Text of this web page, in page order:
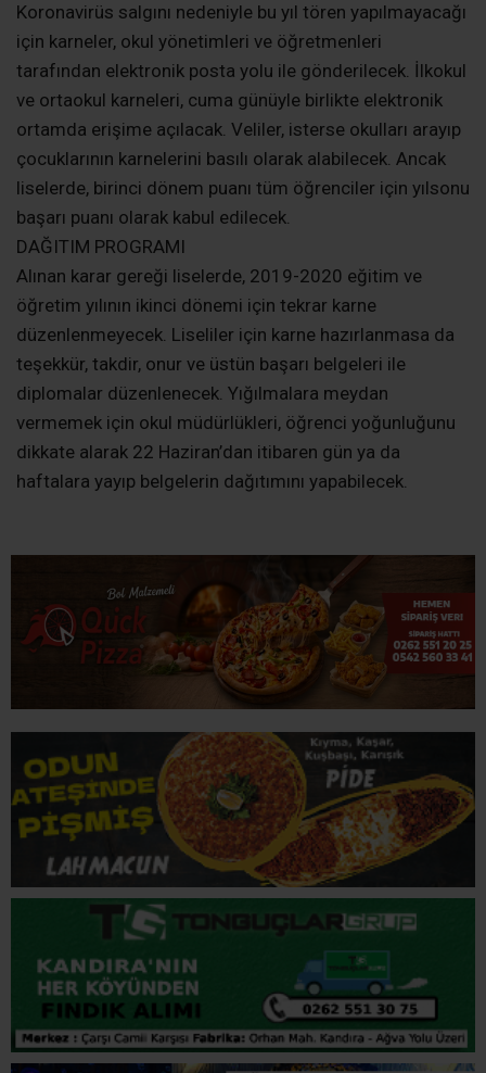
Koronavirüs salgını nedeniyle bu yıl tören yapılmayacağı
için karneler, okul yönetimleri ve öğretmenleri
tarafından elektronik posta yolu ile gönderilecek. İlkokul
ve ortaokul karneleri, cuma günüyle birlikte elektronik
ortamda erişime açılacak. Veliler, isterse okulları arayıp
çocuklarının karnelerini basılı olarak alabilecek. Ancak
liselerde, birinci dönem puanı tüm öğrenciler için yılsonu
başarı puanı olarak kabul edilecek.
DAĞITIM PROGRAMI
Alınan karar gereği liselerde, 2019-2020 eğitim ve
öğretim yılının ikinci dönemi için tekrar karne
düzenlenmeyecek. Liseliler için karne hazırlanmasa da
teşekkür, takdir, onur ve üstün başarı belgeleri ile
diplomalar düzenlenecek. Yığılmalara meydan
vermemek için okul müdürlükleri, öğrenci yoğunluğunu
dikkate alarak 22 Haziran’dan itibaren gün ya da
haftalara yayıp belgelerin dağıtımını yapabilecek.